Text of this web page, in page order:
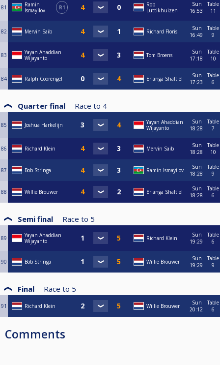
81
Ramin
Ismayilov
R1
Rob
Luttikhuizen
Sun
16:53
Table
11
82 Mervin Saib Richard Floris
Sun
16:49
Table
9
83
Yayan Ahaddian
Wijayanto
Tom Broens
Sun
17:18
Table
10
84 Ralph Coorengel Erlanga Shaltiel
Sun
17:23
Table
6
Quarter final Race to 4
85 Joshua Harkelijn
Yayan Ahaddian
Wijayanto
Sun
18:28
Table
7
86 Richard Klein Mervin Saib
Sun
18:28
Table
10
87 Bob Stringa Ramin Ismayilov
Sun
18:28
Table
9
88 Willie Brouwer Erlanga Shaltiel
Sun
18:28
Table
6
Semi final Race to 5
89
Yayan Ahaddian
Wijayanto
Richard Klein
Sun
19:29
Table
6
90 Bob Stringa Willie Brouwer
Sun
19:29
Table
9
Final Race to 5
91 Richard Klein Willie Brouwer
Sun
20:12
Table
6
Comments